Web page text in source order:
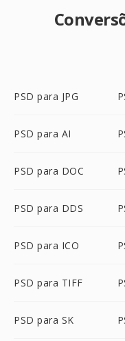
PSD para JPG
PSD para AI
PSD para DOC
PSD para DDS
PSD para ICO
PSD para TIFF
PSD para SK